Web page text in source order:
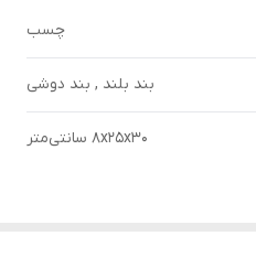
چسب
بند بلند , بند دوشی
8x25x30 سانتی‌متر